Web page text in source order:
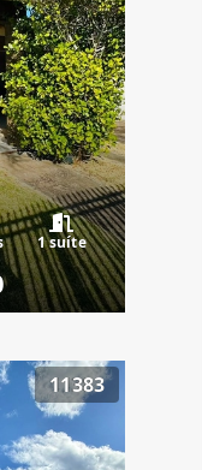
1 suíte
11383